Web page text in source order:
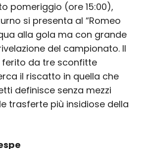
pomeriggio (ore 15:00),
si presenta al “Romeo
alla gola ma con grande
del campionato. Il
ferito da tre sconfitte
il riscatto in quella che
definisce senza mezzi
trasferte più insidiose della